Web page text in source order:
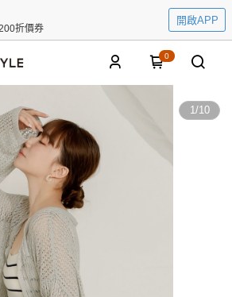
折價券
開啟APP
0
1/10